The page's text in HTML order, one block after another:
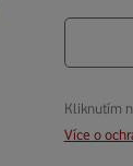
Kliknutím
Více o